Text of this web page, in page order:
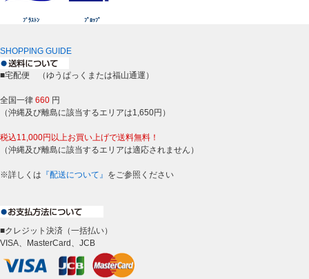
ﾌﾞﾗｽﾄﾝ ﾌﾟﾛｯﾌﾟ
SHOPPING GUIDE
■宅配便 （ゆうぱっくまたは福山通運）
全国一律 660 円
（沖縄及び離島に該当するエリアは1,650円）
税込11,000円以上お買い上げで送料無料！
（沖縄及び離島に該当するエリアは適応されません）
※詳しくは 『配送について』 をご参照ください
■クレジット決済（一括払い）
VISA、MasterCard、JCB